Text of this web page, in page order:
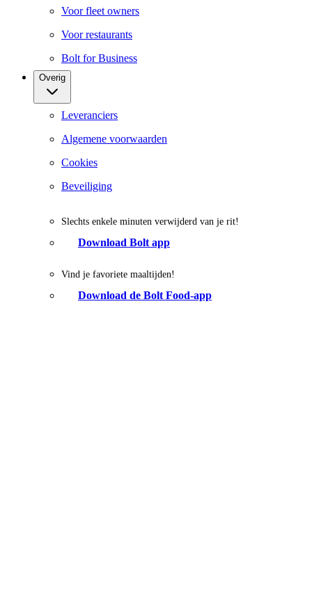
Voor fleet owners
Voor restaurants
Bolt for Business
Overig
Leveranciers
Algemene voorwaarden
Cookies
Beveiliging
Slechts enkele minuten verwijderd van je rit!
Download Bolt app
Vind je favoriete maaltijden!
Download de Bolt Food-app